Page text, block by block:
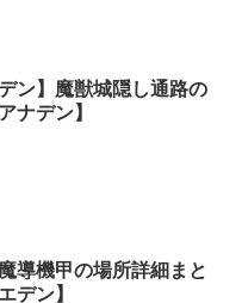
ン】魔獣城隠し通路の
ナデン】
導機甲の場所詳細まと
デン】